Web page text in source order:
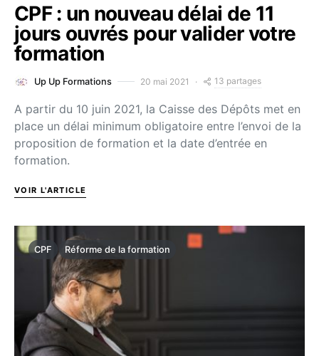
CPF : un nouveau délai de 11
jours ouvrés pour valider votre
formation
Up Up Formations 20 mai 2021 13 partages
A partir du 10 juin 2021, la Caisse des Dépôts met en
place un délai minimum obligatoire entre l’envoi de la
proposition de formation et la date d’entrée en
formation.
VOIR L'ARTICLE
CPF Réforme de la formation